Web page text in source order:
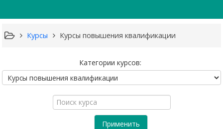
Курсы Курсы повышения квалификации
Категории курсов:
Поиск
курса
Применить